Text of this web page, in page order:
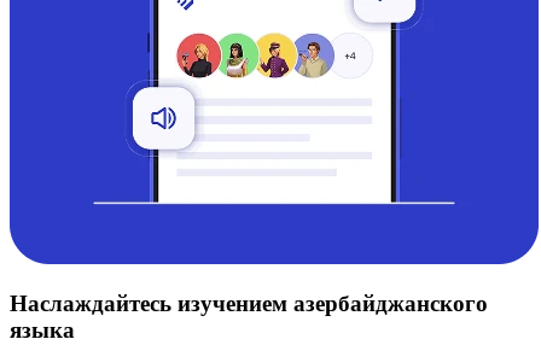
Наслаждайтесь изучением азербайджанского
языка